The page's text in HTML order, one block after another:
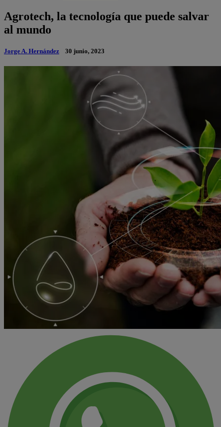
Agrotech, la tecnología que puede salvar
al mundo
Jorge A. Hernández 30 junio, 2023